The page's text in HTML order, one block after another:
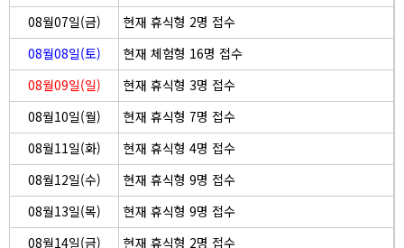
08월07일(금)
현재 휴식형 2명 접수
08월08일(토)
현재 체험형 16명 접수
08월09일(일)
현재 휴식형 3명 접수
08월10일(월)
현재 휴식형 7명 접수
08월11일(화)
현재 휴식형 4명 접수
08월12일(수)
현재 휴식형 9명 접수
08월13일(목)
현재 휴식형 9명 접수
08월14일(금)
현재 휴식형 2명 접수